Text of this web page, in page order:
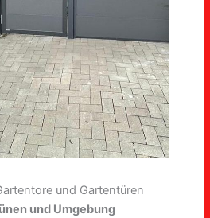
und Gartentüren
und Umgebung